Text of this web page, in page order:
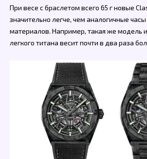
При весе с браслетом всего 65 г новые
значительно легче, чем аналогичные
материалов. Например, такая же модель
легкого титана весит почти в два раза